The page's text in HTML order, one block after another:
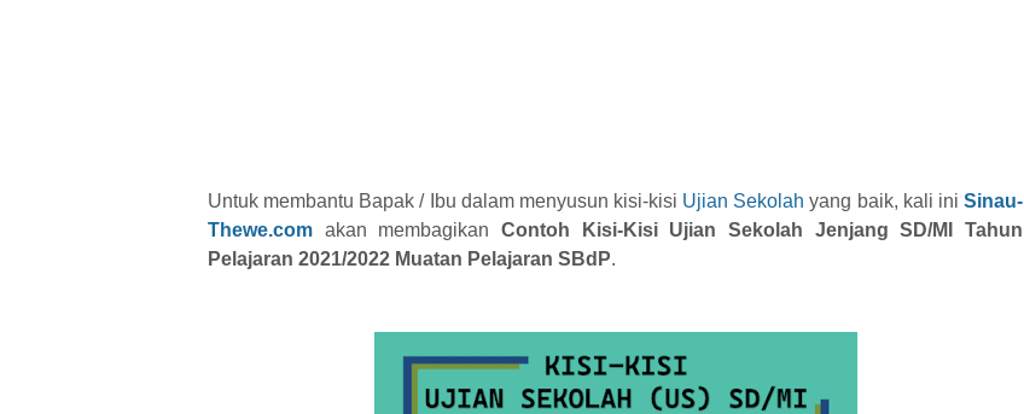
Untuk membantu Bapak / Ibu dalam menyusun kisi-kisi Ujian Sekolah yang baik, kali iniSinau-
Thewe.com akan membagikan Contoh Kisi-Kisi Ujian Sekolah Jenjang SD/MI Tahun
Pelajaran 2021/2022 Muatan Pelajaran SBdP.